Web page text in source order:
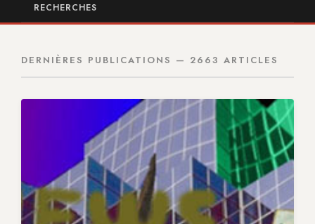
RECHERCHES
DERNIÈRES PUBLICATIONS — 2663 ARTICLES